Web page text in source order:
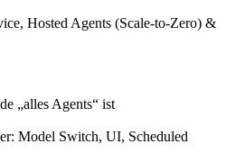
Hosted Agents (Scale‑to‑Zero) &
„alles Agents“ ist
Model Switch, UI, Scheduled